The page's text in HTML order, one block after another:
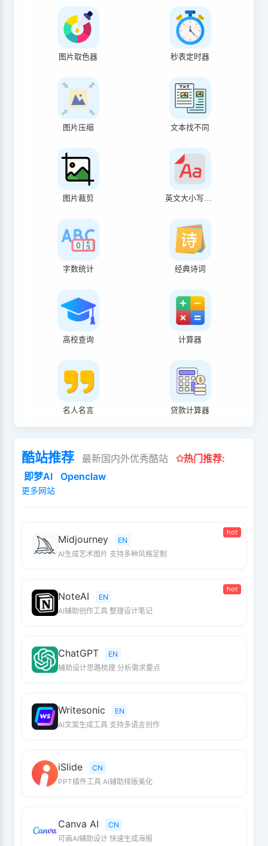
图片取色器 秒表定时器
图片压缩 文本找不同
图片裁剪 英文大小写转换
字数统计 经典诗词
高校查询 计算器
名人名言 贷款计算器
酷站推荐 最新国内外优秀酷站
✩热门推荐:
即梦AI
Openclaw
更多网站
hot
Midjourney
EN
AI生成艺术图片 支持多种风格定制
hot
NoteAI
EN
AI辅助创作工具 整理设计笔记
ChatGPT
EN
辅助设计思路梳理 分析需求要点
Writesonic
EN
AI文案生成工具 支持多语言创作
iSlide
CN
PPT插件工具 AI辅助排版美化
Canva AI
CN
可画AI辅助设计 快速生成海报